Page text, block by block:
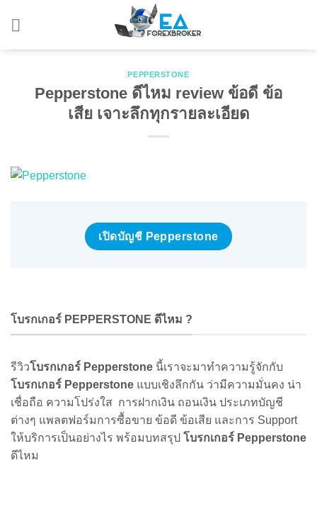
PEPPERSTONE
Pepperstone ดีไหม review ข้อดี ข้อ
เสีย เจาะลึกทุกรายละเอียด
เปิดบัญชี Pepperstone
โบรกเกอร์ PEPPERSTONE ดีไหม ?
รีวิวโบรกเกอร์ Pepperstone นี้เราจะมาทำความรู้จักกับ
โบรกเกอร์ Pepperstone แบบเชิงลึกกัน ว่ามีความมั่นคง น่า
เชื่อถือ ความโปร่งใส การฝากเงิน ถอนเงิน ประเภทบัญชี
ต่างๆ แพลตฟอร์มการซื้อขาย ข้อดี ข้อเสีย และการ Support
ให้บริการเป็นอย่างไร พร้อมบทสรุป โบรกเกอร์ Pepperstone
ดีไหม